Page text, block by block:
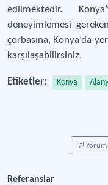
edilmektedir.
deneyimlemesi
çorbasına, Konya’da
karşılaşabilirsiniz.
Etiketler: Konya
Referanslar